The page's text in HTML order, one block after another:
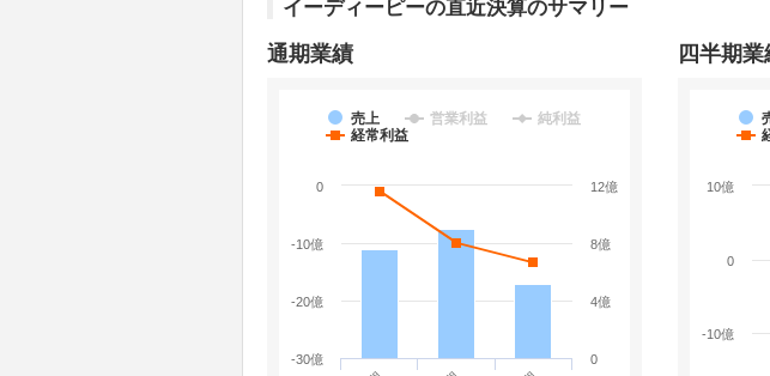
イーディーピーの直近決算のサマリー
通期業績
売上 営業利益
純利益
経常利益
0
4億
8億
12億
-30億
-20億
-10億
0
四半期業
-10億
0
10億